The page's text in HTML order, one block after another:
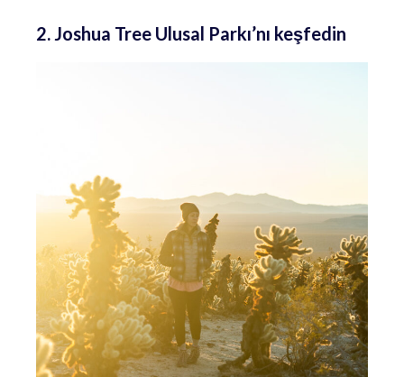
2. Joshua Tree Ulusal Parkı’nı keşfedin